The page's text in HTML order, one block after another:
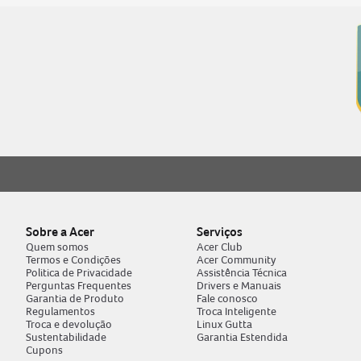
Sobre a Acer
Quem somos
Termos e Condições
Politica de Privacidade
Perguntas Frequentes
Garantia de Produto
Regulamentos
Troca e devolução
Sustentabilidade
Cupons
Serviços
Acer Club
Acer Community
Assistência Técnica
Drivers e Manuais
Fale conosco
Troca Inteligente
Linux Gutta
Garantia Estendida